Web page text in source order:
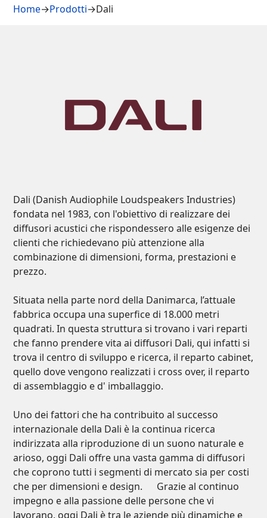
Home→Prodotti→Dali
Dali (Danish Audiophile Loudspeakers Industries)
fondata nel 1983, con l'obiettivo di realizzare dei
diffusori acustici che rispondessero alle esigenze dei
clienti che richiedevano più attenzione alla
combinazione di dimensioni, forma, prestazioni e
prezzo.
Situata nella parte nord della Danimarca, l’attuale
fabbrica occupa una superfice di 18.000 metri
quadrati. In questa struttura si trovano i vari reparti
che fanno prendere vita ai diffusori Dali, qui infatti si
trova il centro di sviluppo e ricerca, il reparto cabinet,
quello dove vengono realizzati i cross over, il reparto
di assemblaggio e d' imballaggio.
Uno dei fattori che ha contribuito al successo
internazionale della Dali è la continua ricerca
indirizzata alla riproduzione di un suono naturale e
arioso, oggi Dali offre una vasta gamma di diffusori
che coprono tutti i segmenti di mercato sia per costi
che per dimensioni e design. Grazie al continuo
impegno e alla passione delle persone che vi
lavorano, oggi Dali è tra le aziende più dinamiche e